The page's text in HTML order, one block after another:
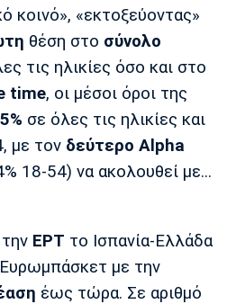
Μαδρίτης
Ατλέτικο
Μαδρίτης
Μάντσεστερ
Σίτι
Γιουβέντους
κοινό», «εκτοξεύοντας»
θέση στο σύνολο
τις ηλικίες όσο και στο
time, οι μέσοι όροι της
σε όλες τις ηλικίες και
με τον δεύτερο Alpha
18-54) να ακολουθεί με...
ΕΡΤ το Ισπανία-Ελλάδα
με την
έως τώρα. Σε αριθμό